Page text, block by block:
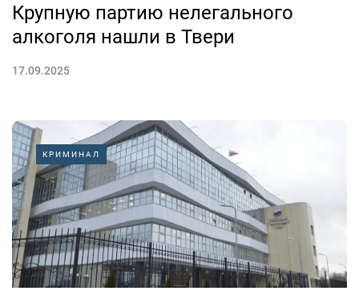
Крупную партию нелегального
алкоголя нашли в Твери
17.09.2025
КРИМИНАЛ